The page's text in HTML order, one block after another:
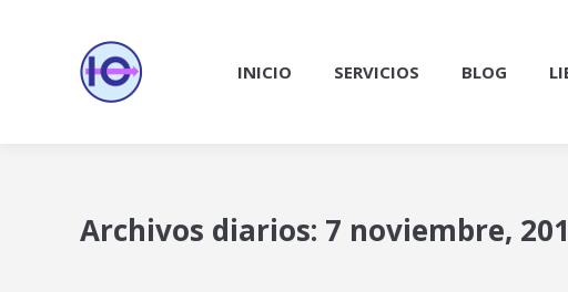
INICIO SERVICIOS BLOG
Archivos diarios: 7 noviembre,